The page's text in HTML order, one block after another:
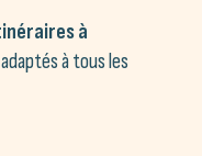
à
à tous les